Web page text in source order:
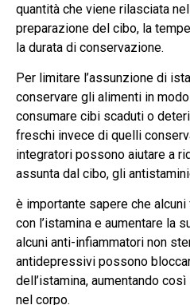
quantità che viene rilasciata
preparazione del cibo, la
la durata di conservazione.
Per limitare l’assunzione di
conservare gli alimenti in
consumare cibi scaduti o
freschi invece di quelli
integratori possono aiutare a
assunta dal cibo, gli
è importante sapere che
con l’istamina e aumentare la
alcuni anti-infiammatori non
antidepressivi possono
dell’istamina, aumentando
nel corpo.